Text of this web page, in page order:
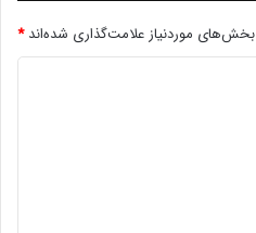
کمک به عیب‌یابی: ابزارهای مبتنی بر ICMP برای شناسایی
بخش‌های موردنیاز علامت‌گذاری شده‌اند*